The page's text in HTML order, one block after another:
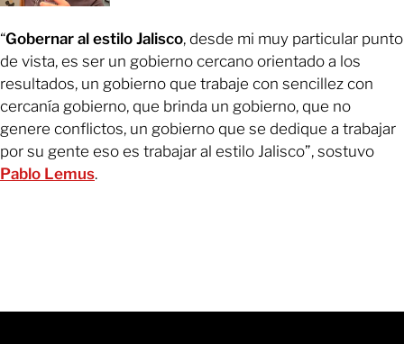
“Gobernar al estilo Jalisco, desde mi muy particular punto
de vista, es ser un gobierno cercano orientado a los
resultados, un gobierno que trabaje con sencillez con
cercanía gobierno, que brinda un gobierno, que no
genere conflictos, un gobierno que se dedique a trabajar
por su gente eso es trabajar al estilo Jalisco”, sostuvo
Pablo Lemus.